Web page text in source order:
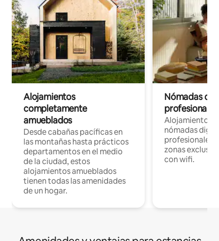
Alojamientos
completamente
amueblados
Desde cabañas pacíficas en
las montañas hasta prácticos
departamentos en el medio
de la ciudad, estos
alojamientos amueblados
tienen todas las amenidades
de un hogar.
Nómadas
Alojamientos
nómadas
profesionales
zonas
con wifi.